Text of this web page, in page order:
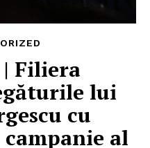
| Filiera
lui
cu
al